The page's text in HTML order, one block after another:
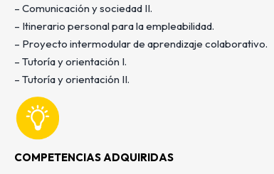
– Comunicación y sociedad II.
– Itinerario personal para la empleabilidad.
– Proyecto intermodular de aprendizaje colaborativo.
– Tutoría y orientación I.
– Tutoría y orientación II.
COMPETENCIAS ADQUIRIDAS